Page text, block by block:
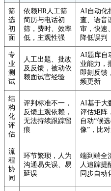
筛
选
初
面
依赖HR人工筛
简历与电话初
筛，费时、效率
低，主观性强
AI自动化
查、语音
审，快速
降低误判
专
业
测
试
人工出题、批改
及反馈，被动依
赖面试官经验
AI题库自
业能力，
即刻反馈
频更新
结
构
化
评
估
评判标准不一，
反馈主观依赖，
无法持续跟踪留
痕
AI基于大
评估矩阵
自动“候
像”，比
流
程
协
同
环节繁琐，人为
沟通易失误、易
延误
端到端全
人追踪提
同步自动